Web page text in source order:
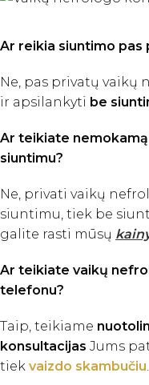
Ar reikia siuntimo
Ne, pas privatų vaikų
ir apsilankyti be
Ar teikiate
siuntimu?
Ne, privati vaikų
siuntimu, tiek be
galite rasti mūsų
Ar teikiate vaikų
telefonu?
Taip, teikiame
konsultacijas Jums
tiek vaizdo skambučiu.